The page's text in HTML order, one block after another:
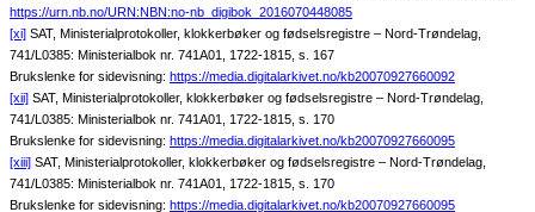
https://urn.nb.no/URN:NBN:no-nb_digibok_2016070448085
[xi] SAT, Ministerialprotokoller, klokkerbøker og fødselsregistre – Nord-Trøndelag,
741/L0385: Ministerialbok nr. 741A01, 1722-1815, s. 167
Brukslenke for sidevisning: https://media.digitalarkivet.no/kb20070927660092
[xii] SAT, Ministerialprotokoller, klokkerbøker og fødselsregistre – Nord-Trøndelag,
741/L0385: Ministerialbok nr. 741A01, 1722-1815, s. 170
Brukslenke for sidevisning: https://media.digitalarkivet.no/kb20070927660095
[xiii] SAT, Ministerialprotokoller, klokkerbøker og fødselsregistre – Nord-Trøndelag,
741/L0385: Ministerialbok nr. 741A01, 1722-1815, s. 170
Brukslenke for sidevisning: https://media.digitalarkivet.no/kb20070927660095